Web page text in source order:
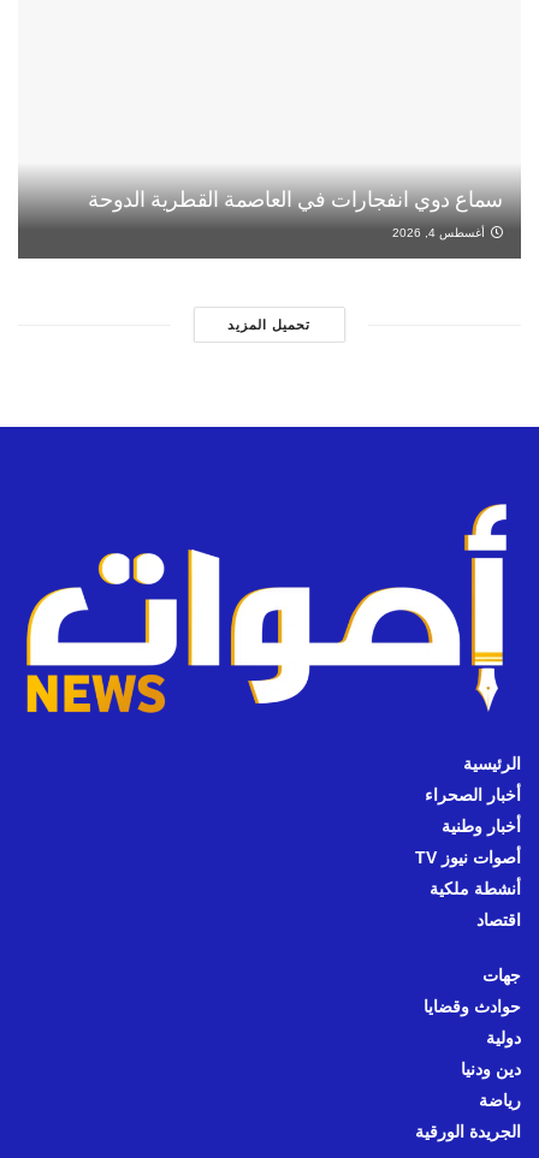
سماع دوي انفجارات في العاصمة القطرية الدوحة
أغسطس 4, 2026
تحميل المزيد
الرئيسية
أخبار الصحراء
أخبار وطنية
أصوات نيوز TV
أنشطة ملكية
اقتصاد
جهات
حوادث وقضايا
دولية
دين ودنيا
رياضة
الجريدة الورقية